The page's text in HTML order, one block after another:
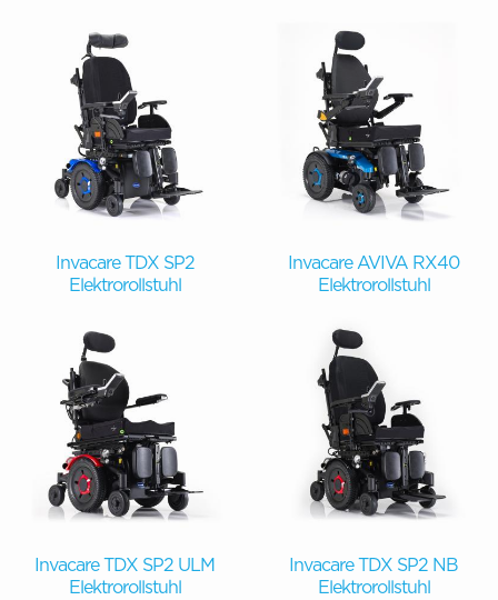
Invacare TDX SP2
Elektrorollstuhl
Invacare AVIVA RX40
Elektrorollstuhl
Invacare TDX SP2 ULM
Elektrorollstuhl
Invacare TDX SP2 NB
Elektrorollstuhl